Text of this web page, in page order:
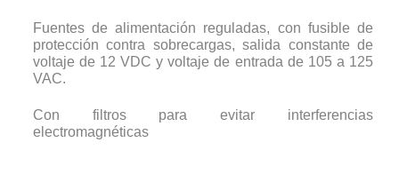
Fuentes de alimentación reguladas, con fusible de
protección contra sobrecargas, salida constante de
voltaje de 12 VDC y voltaje de entrada de 105 a 125
VAC.
Con filtros para evitar interferencias
electromagnéticas